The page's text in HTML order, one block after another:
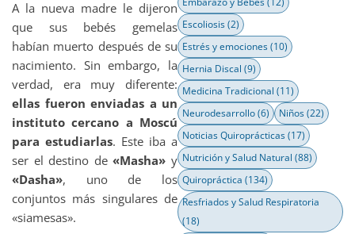
A la nueva madre le dijeron
que sus bebés gemelas
habían muerto después de su
nacimiento. Sin embargo, la
verdad, era muy diferente:
ellas fueron enviadas a un
instituto cercano a Moscú
para estudiarlas. Este iba a
ser el destino de«Masha» y
«Dasha», uno de los
conjuntos más singulares de
«siamesas».
Escoliosis(2)
Estrés y emociones(10)
Hernia Discal (9)
Medicina Tradicional (11)
Neurodesarrollo(6) Niños(22)
Noticias Quiroprácticas(17)
Nutrición y Salud Natural (88)
Quiropráctica (134)
Resfriados y Salud Respiratoria
(18)